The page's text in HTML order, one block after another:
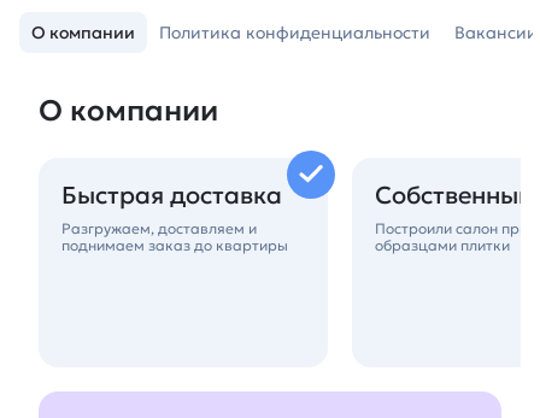
О компании Политика конфиденциальности Вакансии
О компании
Быстрая доставка
Разгружаем, доставляем и
поднимаем заказ до квартиры
Собственный
Построили салон при
образцами плитки